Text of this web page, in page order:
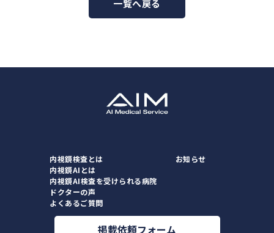
一覧へ戻る
内視鏡検査とは
内視鏡AIとは
内視鏡AI検査を受けられる病院
ドクターの声
よくあるご質問
お知らせ
掲載依頼フォーム